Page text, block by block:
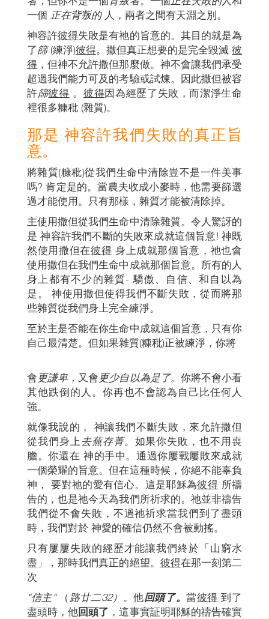
一個 正在背叛的人，兩者之間有天淵之別。
神容許彼得失敗是有祂的旨意的。其目的就是為
了篩(練淨)彼得。撒但真正想要的是完全毀滅 彼
得 ，但神不允許撒但那麼做。神不會讓我們承受
超過我們能力可及的考驗或試煉。因此撒但被容
許篩彼得 。 彼得因為經歷了失敗，而潔淨生命
裡很多糠秕 (雜質)。
那是 神容許我們失敗的真正旨
意。
將雜質(糠秕)從我們生命中清除豈不是一件美事
嗎? 肯定是的。當農夫收成小麥時，他需要篩選
過才能使用。只有那樣，雜質才能被清除掉。
主使用撒但從我們生命中清除雜質。令人驚訝的
是 神容許我們不斷的失敗來成就這個旨意! 神既
然使用撒但在彼得 身上成就那個旨意，祂也會
使用撒但在我們生命中成就那個旨意。所有的人
身上都有不少的雜質- 驕傲、自信、和自以為
是。 神使用撒但使得我們不斷失敗，從而將那
些雜質從我們身上完全練淨。
至於主是否能在你生命中成就這個旨意，只有你
自己最清楚。但如果雜質(糠秕)正被練淨，你將
會更謙卑， 又會更少自以為是了。 你將不會小看
其他跌倒的人。你再也不會認為自己比任何人
強。
就像我說的， 神讓我們不斷失敗，來允許撒但
從我們身上去蕪存菁。 如果你失敗，也不用喪
膽。你還在 神的手中。通過你屢戰屢敗來成就
一個榮耀的旨意。但在這種時候，你絕不能辜負
神， 要對祂的愛有信心。這是耶穌為彼得 所禱
告的，也是祂今天為我們所祈求的。祂並非禱告
我們從不會失敗，不過祂祈求當我們到了盡頭
時，我們對於 神愛的確信仍然不會被動搖。
只有屢屢失敗的經歷才能讓我們終於「山窮水
盡」，那時我們真正的絕望。 彼得在那一刻第二
次
"信主"（路廿二32）。他回頭了。當彼得 到了
盡頭時，他回頭了 ，這事實証明耶穌的禱告確實